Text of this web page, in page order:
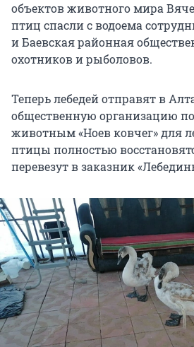
объектов животного мира
птиц спасли с водоема
и Баевская районная
охотников и рыболовов.
Теперь лебедей отправят в
общественную организацию
животным «Ноев ковчег» для
птицы полностью
перевезут в заказник